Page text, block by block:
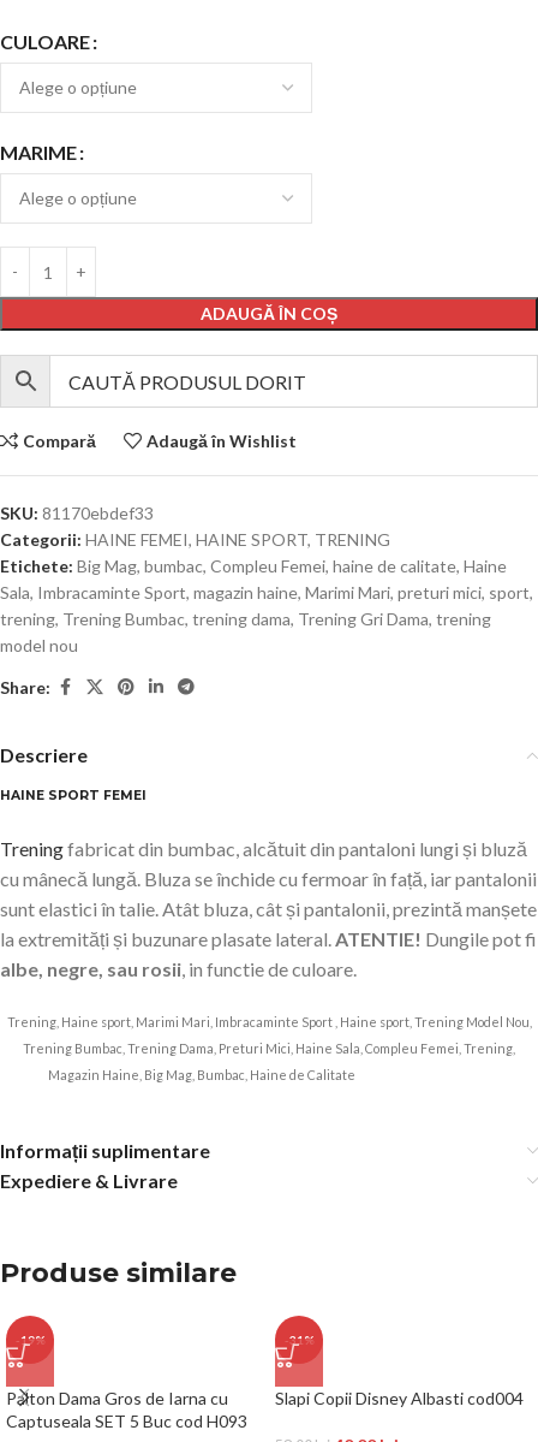
CULOARE
MARIME
ADAUGĂ ÎN COȘ
Compară Adaugă în Wishlist
SKU: 81170ebdef33
Categorii: HAINE FEMEI, HAINE SPORT, TRENING
Etichete: Big Mag, bumbac, Compleu Femei, haine de calitate, Haine
Sala, Imbracaminte Sport, magazin haine, Marimi Mari, preturi mici, sport,
trening, Trening Bumbac, trening dama, Trening Gri Dama, trening
model nou
Share:
Descriere
HAINE SPORT FEMEI
Treningfabricat din bumbac, alcătuit din pantaloni lungi și bluză
cu mânecă lungă. Bluza se închide cu fermoar în față, iar pantalonii
sunt elastici în talie. Atât bluza, cât și pantalonii, prezintă manșete
la extremități și buzunare plasate lateral.ATENTIE! Dungile pot fi
albe, negre, sau rosii, in functie de culoare.
Trening, Haine sport, Marimi Mari, Imbracaminte Sport , Haine sport, Trening Model Nou,
Trening Bumbac, Trening Dama, Preturi Mici, Haine Sala, Compleu Femei, Trening,
Magazin Haine, Big Mag, Bumbac, Haine de Calitate
Informații suplimentare
Expediere & Livrare
Produse similare
-19%
Palton Dama Gros de Iarna cu
Captuseala SET 5 Buc cod H093
-31%
Slapi Copii Disney Albasti cod004